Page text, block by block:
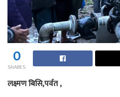
0
SHARES
लक्ष्मण बिसि,पर्वत ,